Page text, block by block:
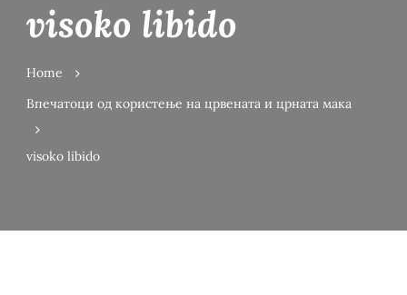
visoko libido
Home
Впечатоци од користење на црвената и црната мака
visoko libido